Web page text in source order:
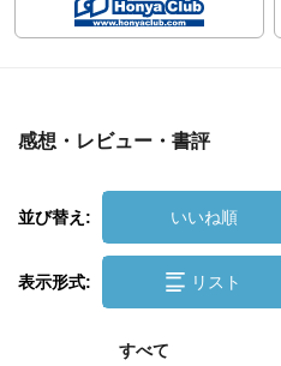
感想・レビュー・書評
並び替え: いいね順
表示形式: リスト
すべて